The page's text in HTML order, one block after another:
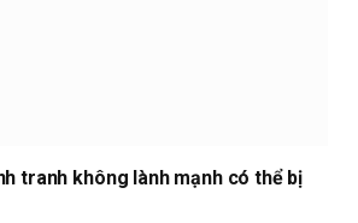
tranh không lành mạnh có thể bị